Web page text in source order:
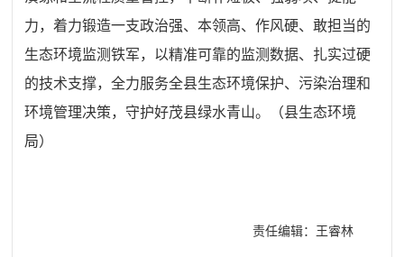
力，着力锻造一支政治强、本领高、作风硬、敢担当的
生态环境监测铁军，以精准可靠的监测数据、扎实过硬
的技术支撑，全力服务全县生态环境保护、污染治理和
环境管理决策，守护好茂县绿水青山。（县生态环境
局）
责任编辑：王睿林